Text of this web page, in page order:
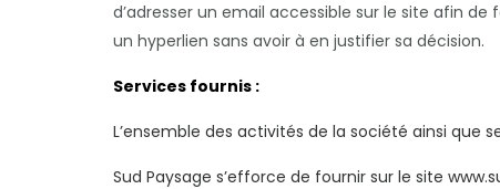
d’adresser un email accessible sur le site afin
un hyperlien sans avoir à en justifier sa décision.
Services fournis :
L’ensemble des activités de la société ainsi que
Sud Paysage s’efforce de fournir sur le site